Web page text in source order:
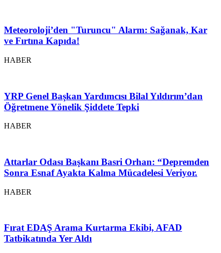
Meteoroloji’den "Turuncu" Alarm: Sağanak, Kar
ve Fırtına Kapıda!
HABER
YRP Genel Başkan Yardımcısı Bilal Yıldırım’dan
Öğretmene Yönelik Şiddete Tepki
HABER
Attarlar Odası Başkanı Basri Orhan: “Depremden
Sonra Esnaf Ayakta Kalma Mücadelesi Veriyor.
HABER
Fırat EDAŞ Arama Kurtarma Ekibi, AFAD
Tatbikatında Yer Aldı